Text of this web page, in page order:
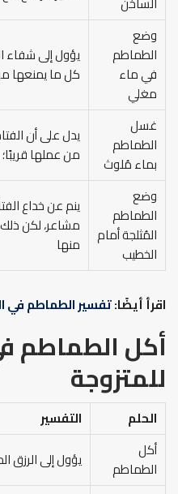
وضع
الطماطم
في ماء
مغلي
يؤول إلى شفاء
كل ما يمنعها
غسل
الطماطم
بماء مُلوث
يدل على أن
من عملها
وضع
الطماطم
المُثلجة أمام
الخطيب
ينم عن خداع
مشاعر، لكن
منها
اقرأ أيضًا:تفسير الطماطم في
أكل الطماطم
للمتزوجة
الحلم
التفسير
أكل
الطماطم
يؤول إلى الرزق